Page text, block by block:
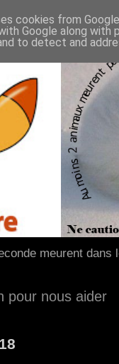
meurent
pour nous aider
cookies from
Google along
to detect and